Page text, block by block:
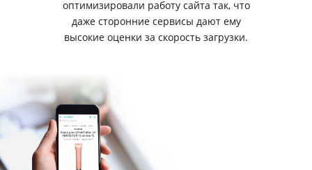
оптимизировали работу сайта так, что
даже сторонние сервисы дают ему
высокие оценки за скорость загрузки.